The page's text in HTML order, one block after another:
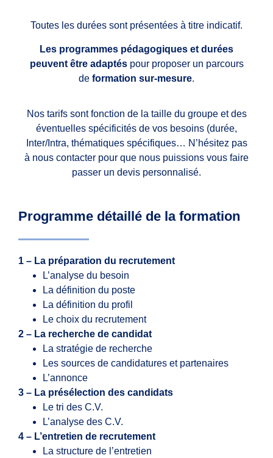
Toutes les durées sont présentées à titre indicatif.
Les programmes pédagogiques et durées
peuvent être adaptéspour proposer un parcours
de formation sur-mesure.
Nos tarifs sont fonction de la taille du groupe et des
éventuelles spécificités de vos besoins (durée,
Inter/Intra, thématiques spécifiques… N’hésitez pas
à nous contacter pour que nous puissions vous faire
passer un devis personnalisé.
Programme détaillé de la formation
1 – La préparation du recrutement
L’analyse du besoin
La définition du poste
La définition du profil
Le choix du recrutement
2 – La recherche de candidat
La stratégie de recherche
Les sources de candidatures et partenaires
L’annonce
3 – La présélection des candidats
Le tri des C.V.
L’analyse des C.V.
4 – L’entretien de recrutement
La structure de l’entretien